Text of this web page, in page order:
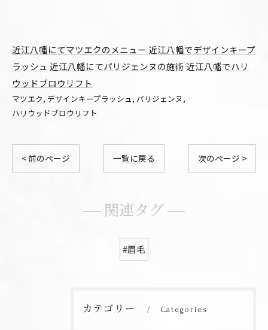
近江八幡にてマツエクのメニュー 近江八幡でデザインキープ
ラッシュ 近江八幡にてパリジェンヌの施術 近江八幡でハリ
ウッドブロウリフト
マツエク デザインキープラッシュ パリジェンヌ
ハリウッドブロウリフト
< 前のページ 一覧に戻る 次のページ >
関連タグ
#眉毛
カテゴリー Categories